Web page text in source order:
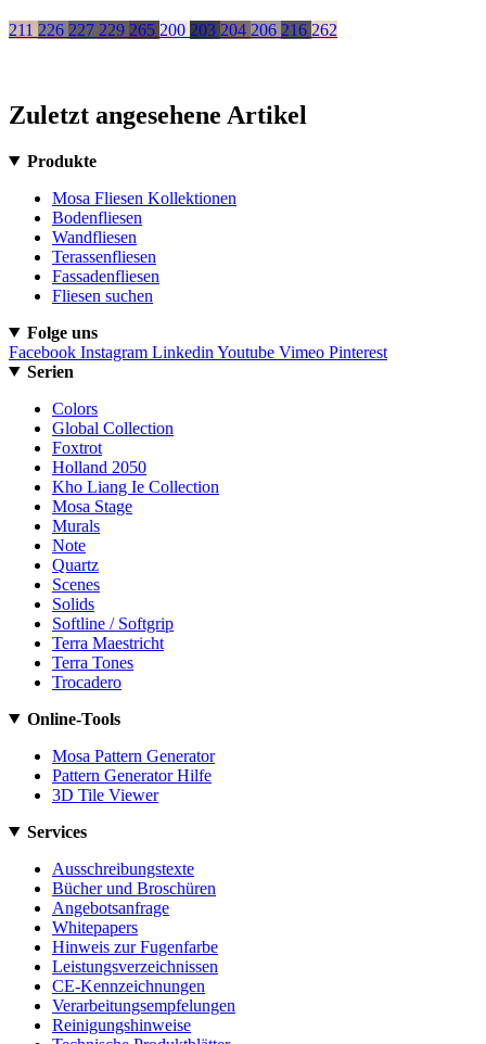
211 226 227 229 265 200 203 204 206 216 262
Zuletzt angesehene Artikel
Produkte
Mosa Fliesen Kollektionen
Bodenfliesen
Wandfliesen
Terassenfliesen
Fassadenfliesen
Fliesen suchen
Folge uns
Facebook Instagram Linkedin Youtube Vimeo Pinterest
Serien
Colors
Global Collection
Foxtrot
Holland 2050
Kho Liang Ie Collection
Mosa Stage
Murals
Note
Quartz
Scenes
Solids
Softline / Softgrip
Terra Maestricht
Terra Tones
Trocadero
Online-Tools
Mosa Pattern Generator
Pattern Generator Hilfe
3D Tile Viewer
Services
Ausschreibungstexte
Bücher und Broschüren
Angebotsanfrage
Whitepapers
Hinweis zur Fugenfarbe
Leistungsverzeichnissen
CE-Kennzeichnungen
Verarbeitungsempfelungen
Reinigungshinweise